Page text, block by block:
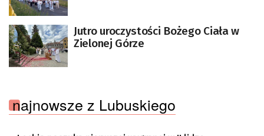
Jutro uroczystości Bożego Ciała w
Zielonej Górze
najnowsze z Lubuskiego